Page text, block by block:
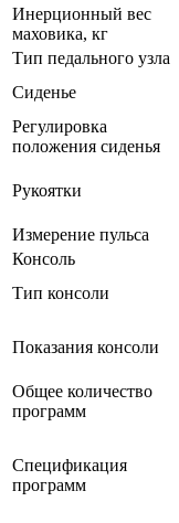
Инерционный вес
маховика, кг
Тип педального узла
Сиденье
Регулировка
положения сиденья
Рукоятки
Измерение пульса
Консоль
Тип консоли
Показания консоли
Общее количество
программ
Спецификация
программ